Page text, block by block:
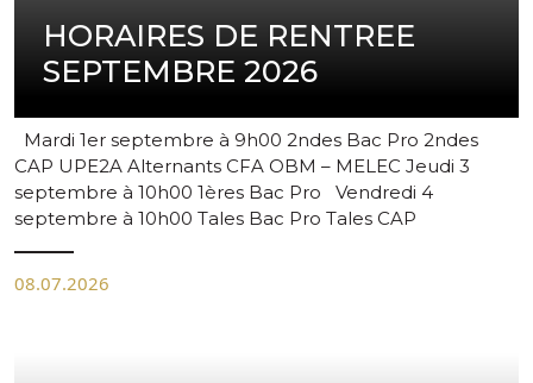
HORAIRES DE RENTREE
SEPTEMBRE 2026
Mardi 1er septembre à 9h00 2ndes Bac Pro 2ndes
CAP UPE2A Alternants CFA OBM – MELEC Jeudi 3
septembre à 10h00 1ères Bac Pro Vendredi 4
septembre à 10h00 Tales Bac Pro Tales CAP
08.07.2026